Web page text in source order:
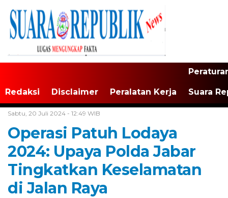
Redaksi Disclaimer Peralatan Kerja Suara
Sabtu, 20 Juli 2024 - 12:49 WIB
Operasi Patuh Lodaya
2024: Upaya Polda Jabar
Tingkatkan Keselamatan
di Jalan Raya